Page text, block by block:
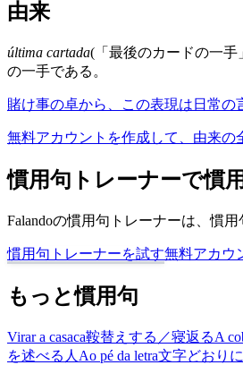
由来
última cartada(「最後のカードの一手
の一手である。
賭け事の卓から、この表現は日常の
無料アカウントを作成して、由来の
慣用句トレーナーで慣
Falandoの慣用句トレーナーは、慣
慣用句トレーナーを試す無料アカウ
もっと慣用句
Virar a casaca鞍替えする／寝返るA
を述べる人 Ao pé da letra文字どおり